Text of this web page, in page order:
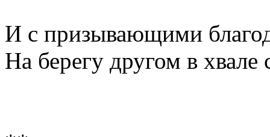
И с призывающими
На берегу другом в